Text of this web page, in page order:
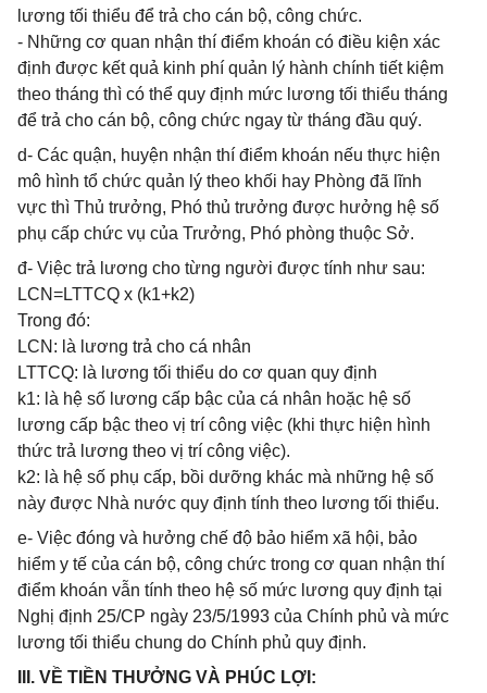
lương tối thiểu để trả cho cán bộ, công chức.
- Những cơ quan nhận thí điểm khoán có điều kiện xác
định được kết quả kinh phí quản lý hành chính tiết kiệm
theo tháng thì có thể quy định mức lương tối thiểu tháng
để trả cho cán bộ, công chức ngay từ tháng đầu quý.
d- Các quận, huyện nhận thí điểm khoán nếu thực hiện
mô hình tổ chức quản lý theo khối hay Phòng đã lĩnh
vực thì Thủ trưởng, Phó thủ trưởng được hưởng hệ số
phụ cấp chức vụ của Trưởng, Phó phòng thuộc Sở.
đ- Việc trả lương cho từng người được tính như sau:
LCN=LTTCQ x (k1+k2)
Trong đó:
LCN: là lương trả cho cá nhân
LTTCQ: là lương tối thiểu do cơ quan quy định
k1: là hệ số lương cấp bậc của cá nhân hoặc hệ số
lương cấp bậc theo vị trí công việc (khi thực hiện hình
thức trả lương theo vị trí công việc).
k2: là hệ số phụ cấp, bồi dưỡng khác mà những hệ số
này được Nhà nước quy định tính theo lương tối thiểu.
e- Việc đóng và hưởng chế độ bảo hiểm xã hội, bảo
hiểm y tế của cán bộ, công chức trong cơ quan nhận thí
điểm khoán vẫn tính theo hệ số mức lương quy định tại
Nghị định 25/CP ngày 23/5/1993 của Chính phủ và mức
lương tối thiểu chung do Chính phủ quy định.
III. VỀ TIỀN THƯỞNG VÀ PHÚC LỢI: